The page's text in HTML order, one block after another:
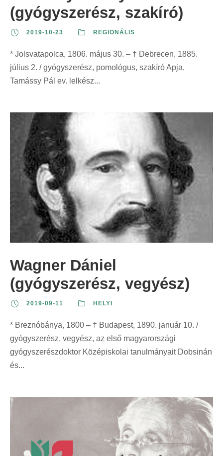
(gyógyszerész, szakíró)
2019-10-23 REGIONÁLIS
* Jolsvatapolca, 1806. május 30. – † Debrecen, 1885.
július 2. / gyógyszerész, pomológus, szakíró Apja,
Tamássy Pál ev. lelkész...
Wagner Dániel
(gyógyszerész, vegyész)
2019-09-11 HELYI
* Breznóbánya, 1800 – † Budapest, 1890. január 10. /
gyógyszerész, vegyész, az első magyarországi
gyógyszerészdoktor Középiskolai tanulmányait Dobsinán
és...